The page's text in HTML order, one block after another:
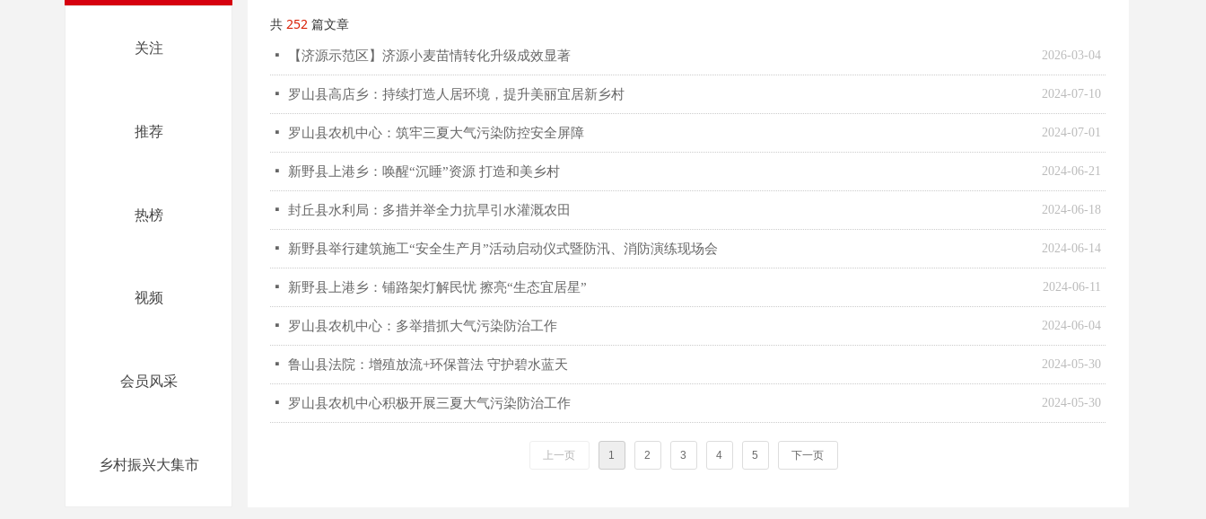
关注
关注
推荐
推荐
热榜
热榜
视频
视频
会员风采
会员风采
乡村振兴大集市
共 252 篇文章
2026-03-04
넷 【济源示范区】济源小麦苗情转化升级成效显著
2024-07-10
넷 罗山县高店乡：持续打造人居环境，提升美丽宜居新乡村
2024-07-01
넷 罗山县农机中心：筑牢三夏大气污染防控安全屏障
2024-06-21
넷 新野县上港乡：唤醒“沉睡”资源 打造和美乡村
2024-06-18
넷 封丘县水利局：多措并举全力抗旱引水灌溉农田
2024-06-14
넷 新野县举行建筑施工“安全生产月”活动启动仪式暨防汛、消防演练现场会
2024-06-11
넷 新野县上港乡：铺路架灯解民忧 擦亮“生态宜居星”
2024-06-04
넷 罗山县农机中心：多举措抓大气污染防治工作
2024-05-30
넷 鲁山县法院：增殖放流+环保普法 守护碧水蓝天
2024-05-30
넷 罗山县农机中心积极开展三夏大气污染防治工作
上一页 1 2 3 4 5 下一页